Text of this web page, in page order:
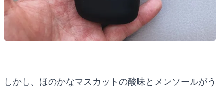
しかし、ほのかなマスカットの酸味とメンソールがう